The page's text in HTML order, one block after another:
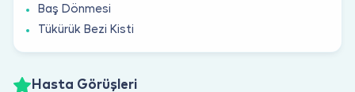
Baş Dönmesi
Tükürük Bezi Kisti
Hasta Görüşleri